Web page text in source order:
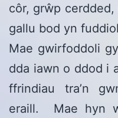
côr, grŵp
gallu bod yn
Mae gwirfoddoli
dda iawn o ddod i
ffrindiau tra’n
eraill. Mae hyn